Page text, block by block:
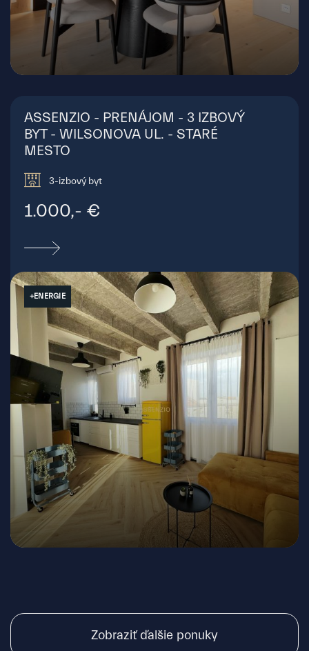
ASSENZIO - PRENÁJOM - 3 IZBOVÝ
BYT - WILSONOVA UL. - STARÉ
MESTO
3-izbový byt
1.000,- €
+ENERGIE
Zobraziť ďalšie ponuky